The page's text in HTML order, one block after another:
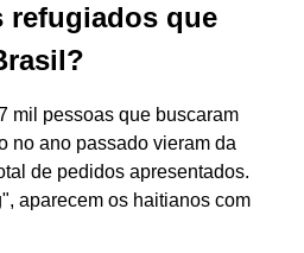
refugiados que
mil pessoas que buscaram
no ano passado vieram da
de pedidos apresentados.
aparecem os haitianos com